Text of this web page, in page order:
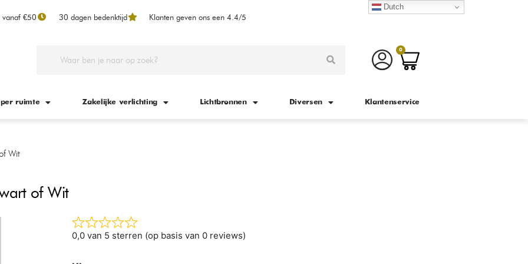
vanaf €50 30 dagen bedenktijd Klanten geven ons een 4.4/5
0
ruimte Zakelijke verlichting Lichtbronnen Diversen Klantenservice
Wit
of Wit
0,0 van 5 sterren (op basis van 0 reviews)
Dutch